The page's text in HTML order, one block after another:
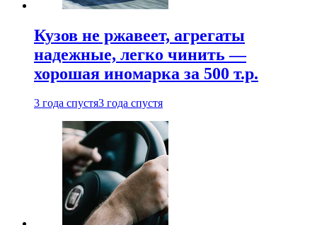
Кузов не ржавеет, агрегаты
надежные, легко чинить —
хорошая иномарка за 500 т.р.
3 года спустя3 года спустя